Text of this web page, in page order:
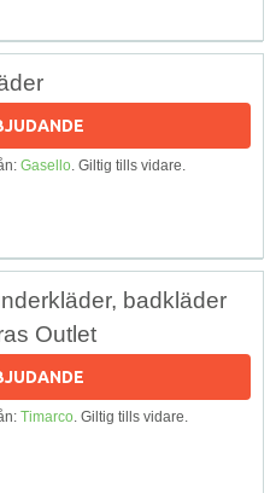
Gasello. Giltig tills vidare.
badkläder
Outlet
Timarco. Giltig tills vidare.